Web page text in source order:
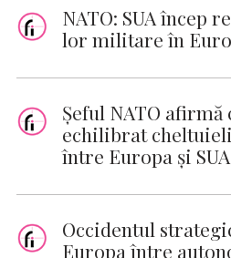
NATO: SUA încep
lor militare în
Șeful NATO afirmă
echilibrat
între Europa și SUA
Occidentul
Europa între